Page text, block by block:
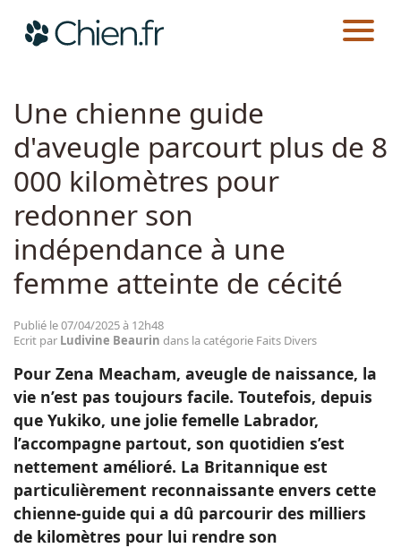
Races
Guides
CHIEN.FR ACTUALITÉS
Une chienne guide
d'aveugle parcourt plus de 8
000 kilomètres pour
redonner son
indépendance à une
femme atteinte de cécité
Publié le 07/04/2025 à 12h48
Ecrit par Ludivine Beaurin dans la catégorie Faits Divers
Pour Zena Meacham, aveugle de naissance, la
vie n’est pas toujours facile. Toutefois, depuis
que Yukiko, une jolie femelle Labrador,
l’accompagne partout, son quotidien s’est
nettement amélioré. La Britannique est
particulièrement reconnaissante envers cette
chienne-guide qui a dû parcourir des milliers
de kilomètres pour lui rendre son